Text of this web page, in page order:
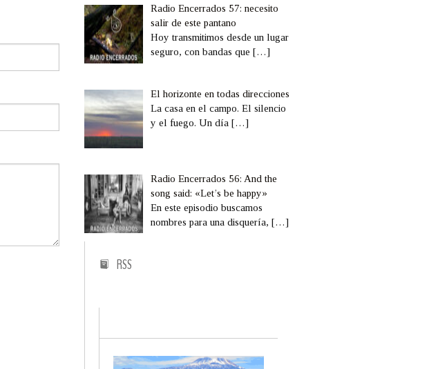
Radio Encerrados 57: necesito
salir de este pantano
Hoy transmitimos desde un lugar
seguro, con bandas que[…]
El horizonte en todas direcciones
La casa en el campo. El silencio
y el fuego. Un día[…]
Radio Encerrados 56: And the
song said: «Let’s be happy»
En este episodio buscamos
nombres para una disquería,[…]
RSS